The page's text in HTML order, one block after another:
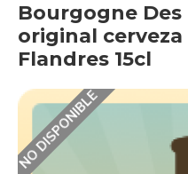
Bourgogne Des
original
Flandres 15cl
NO DISPONIBLE